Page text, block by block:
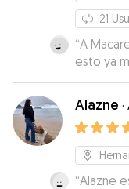
21
“A
esto ya
Estaba
como si
tenía
me ha
poder
gracias.”
Alazne ·
“Alazne